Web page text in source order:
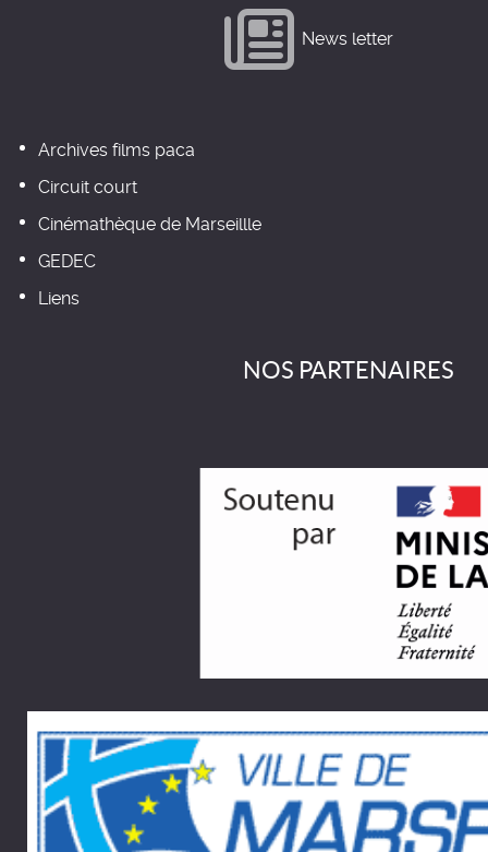
News letter
Archives films paca
Circuit court
Cinémathèque de Marseillle
GEDEC
Liens
NOS PARTENAIRES